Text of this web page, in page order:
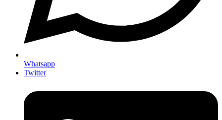
Whatsapp
Twitter